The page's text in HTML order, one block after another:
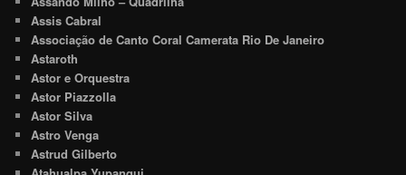
Assis Cabral
Associação de Canto Coral Camerata Rio De Janeiro
Astaroth
Astor e Orquestra
Astor Piazzolla
Astor Silva
Astro Venga
Astrud Gilberto